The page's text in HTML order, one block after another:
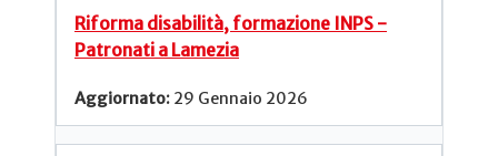
Riforma disabilità, formazione INPS -
Patronati a Lamezia
29 Gennaio 2026